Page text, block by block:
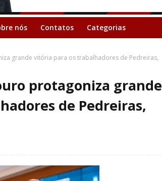
nós Contatos Categorias
grande vitória para os trabalhadores de Pedreiras,
protagoniza grande
de Pedreiras,